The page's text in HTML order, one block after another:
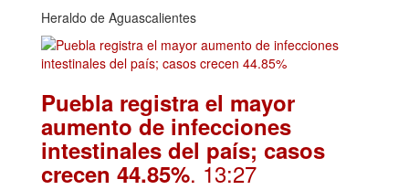
Heraldo de Aguascalientes
Puebla registra el mayor
aumento de infecciones
intestinales del país; casos
crecen 44.85%. 13:27